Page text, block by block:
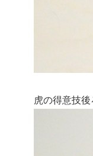
虎の得意技